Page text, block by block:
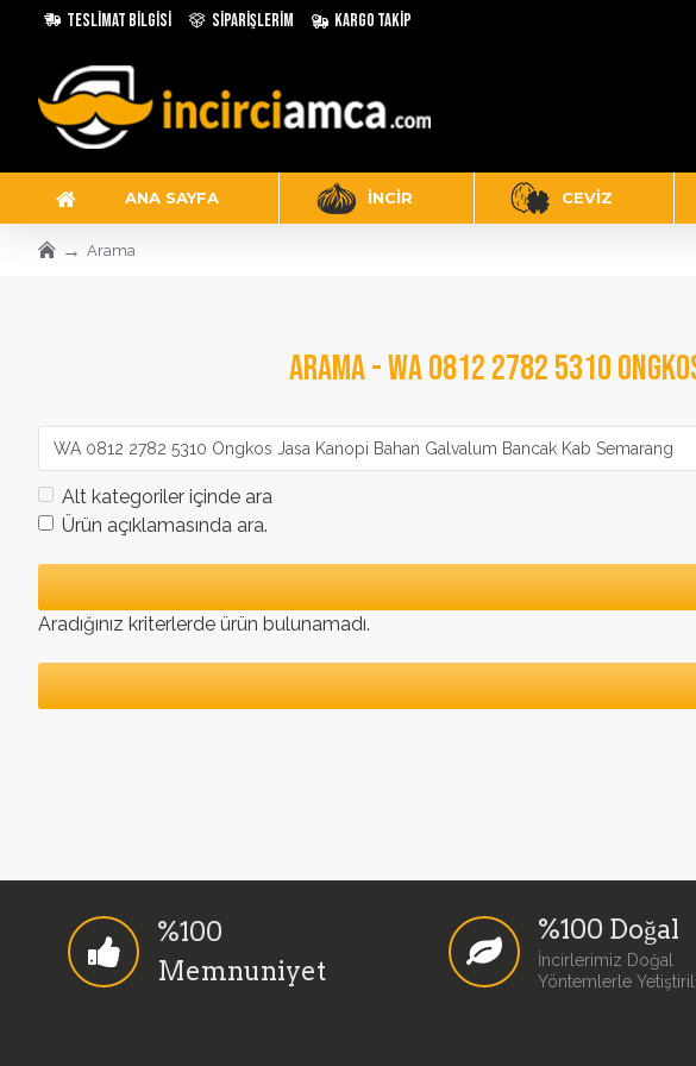
Teslimat Bilgisi Siparişlerim Kargo Takip
ANA SAYFA İNCIR CEVIZ
Arama
ARAMA - WA 0812 2782 5310
Alt kategoriler içinde ara
Ürün açıklamasında ara.
Aradığınız kriterlerde ürün bulunamadı.
%100
Memnuniyet
%100 Doğal
İncirlerimiz Doğal
Yöntemlerle